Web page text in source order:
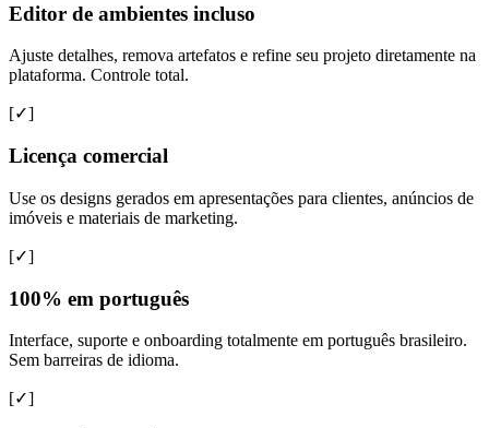
Editor de ambientes incluso
Ajuste detalhes, remova artefatos e refine seu projeto diretamente na
plataforma. Controle total.
[✓]
Licença comercial
Use os designs gerados em apresentações para clientes, anúncios de
imóveis e materiais de marketing.
[✓]
100% em português
Interface, suporte e onboarding totalmente em português brasileiro.
Sem barreiras de idioma.
[✓]